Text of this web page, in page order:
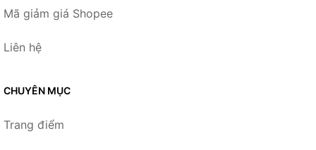
Mã giảm giá Shopee
Liên hệ
CHUYÊN MỤC
Trang điểm